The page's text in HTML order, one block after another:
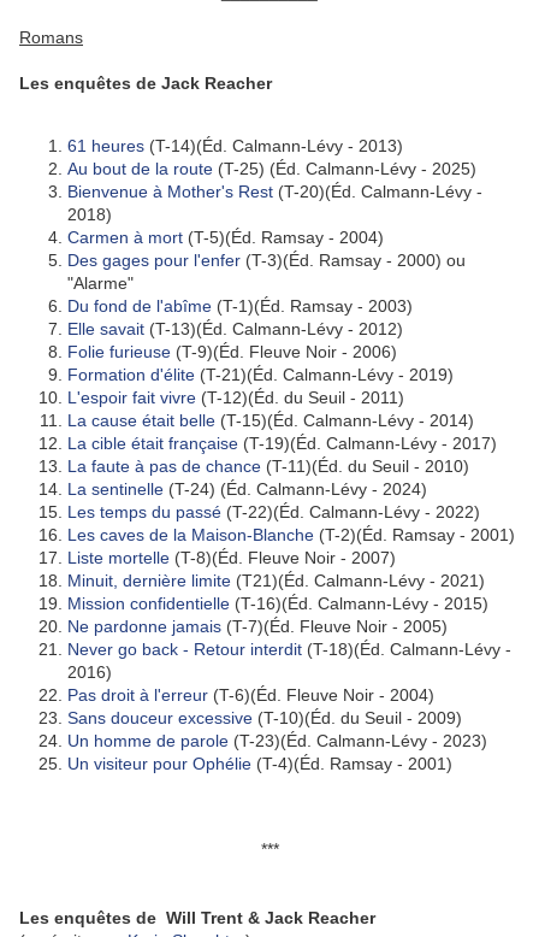
Romans
Les enquêtes de Jack Reacher
61 heures (T-14)(Éd. Calmann-Lévy - 2013)
Au bout de la route (T-25) (Éd. Calmann-Lévy - 2025)
Bienvenue à Mother's Rest (T-20)(Éd. Calmann-Lévy -
2018)
Carmen à mort (T-5)(Éd. Ramsay - 2004)
Des gages pour l'enfer (T-3)(Éd. Ramsay - 2000) ou
"Alarme"
Du fond de l'abîme (T-1)(Éd. Ramsay - 2003)
Elle savait (T-13)(Éd. Calmann-Lévy - 2012)
Folie furieuse (T-9)(Éd. Fleuve Noir - 2006)
Formation d'élite (T-21)(Éd. Calmann-Lévy - 2019)
L'espoir fait vivre (T-12)(Éd. du Seuil - 2011)
La cause était belle (T-15)(Éd. Calmann-Lévy - 2014)
La cible était française (T-19)(Éd. Calmann-Lévy - 2017)
La faute à pas de chance (T-11)(Éd. du Seuil - 2010)
La sentinelle (T-24) (Éd. Calmann-Lévy - 2024)
Les temps du passé (T-22)(Éd. Calmann-Lévy - 2022)
Les caves de la Maison-Blanche (T-2)(Éd. Ramsay - 2001)
Liste mortelle (T-8)(Éd. Fleuve Noir - 2007)
Minuit, dernière limite (T21)(Éd. Calmann-Lévy - 2021)
Mission confidentielle (T-16)(Éd. Calmann-Lévy - 2015)
Ne pardonne jamais (T-7)(Éd. Fleuve Noir - 2005)
Never go back - Retour interdit (T-18)(Éd. Calmann-Lévy -
2016)
Pas droit à l'erreur (T-6)(Éd. Fleuve Noir - 2004)
Sans douceur excessive (T-10)(Éd. du Seuil - 2009)
Un homme de parole (T-23)(Éd. Calmann-Lévy - 2023)
Un visiteur pour Ophélie (T-4)(Éd. Ramsay - 2001)
***
Les enquêtes de Will Trent & Jack Reacher